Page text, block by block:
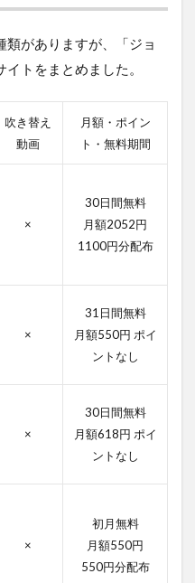
がありますが、「ジョ
トをまとめました。
吹き替え
動画
月額・ポイン
ト・無料期間
×
30日間無料
月額2052円
1100円分配布
×
31日間無料
月額550円 ポイ
ントなし
×
30日間無料
月額618円 ポイ
ントなし
×
初月無料
月額550円
550円分配布